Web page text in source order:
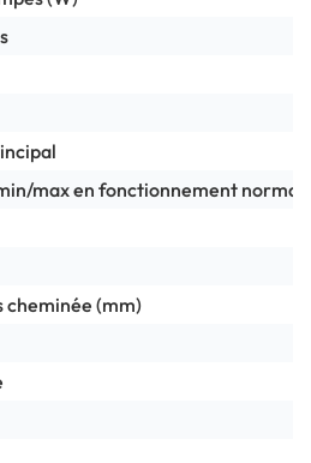
max en fonctionnement
cheminée (mm)